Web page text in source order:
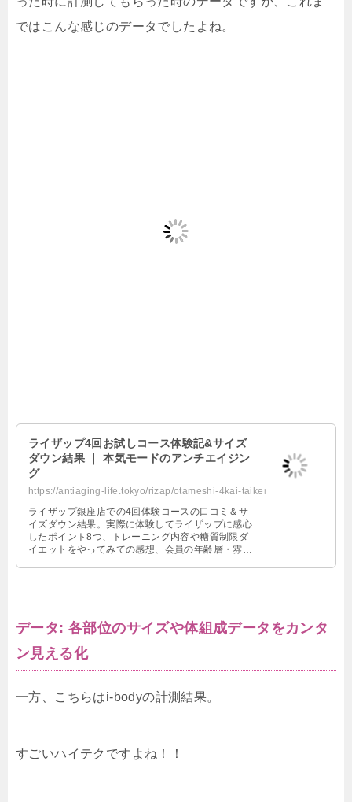
ではこんな感じのデータでしたよね。
ライザップ4回お試しコース体験記&サイズ
ダウン結果 ｜ 本気モードのアンチエイジン
グ
https://antiaging-life.tokyo/rizap/otameshi-4kai-taikenki.html
ライザップ銀座店での4回体験コースの口コミ＆サ
イズダウン結果。実際に体験してライザップに感心
したポイント8つ、トレーニング内容や糖質制限ダ
イエットをやってみての感想、会員の年齢層・雰囲
データ: 各部位のサイズや体組成データをカンタ
ン見える化
一方、こちらはi-bodyの計測結果。
すごいハイテクですよね！！